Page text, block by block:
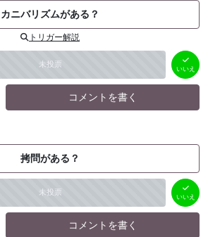
カニバリズムがある？
トリガー解説
未投票
いいえ
（ 0件）
いいえ
コメントを書く
拷問がある？
未投票
いいえ
（ 0件）
いいえ
コメントを書く